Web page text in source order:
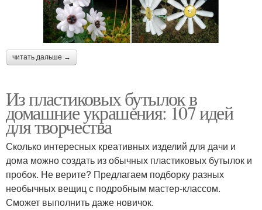
читать дальше →
Из пластиковых бутылок в
домашние украшения: 107 идей
для творчества
Сколько интересных креативных изделий для дачи и
дома можно создать из обычных пластиковых бутылок и
пробок. Не верите? Предлагаем подборку разных
необычных вещиц с подробным мастер-классом.
Сможет выполнить даже новичок.